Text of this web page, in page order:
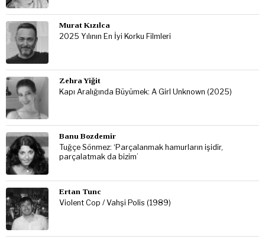
Murat Kızılca
2025 Yılının En İyi Korku Filmleri
Zehra Yiğit
Kapı Aralığında Büyümek: A Girl Unknown (2025)
Banu Bozdemir
Tuğçe Sönmez: ‘Parçalanmak hamurların işidir,
parçalatmak da bizim’
Ertan Tunc
Violent Cop / Vahşi Polis (1989)